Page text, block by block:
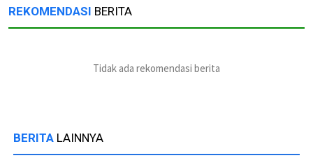
REKOMENDASI BERITA
Tidak ada rekomendasi berita
BERITA LAINNYA